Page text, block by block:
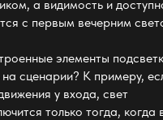
а видимость и
с первым вечерним
элементы
сценарии? К примеру,
у входа, свет
только тогда, когда